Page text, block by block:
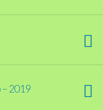
– 2019